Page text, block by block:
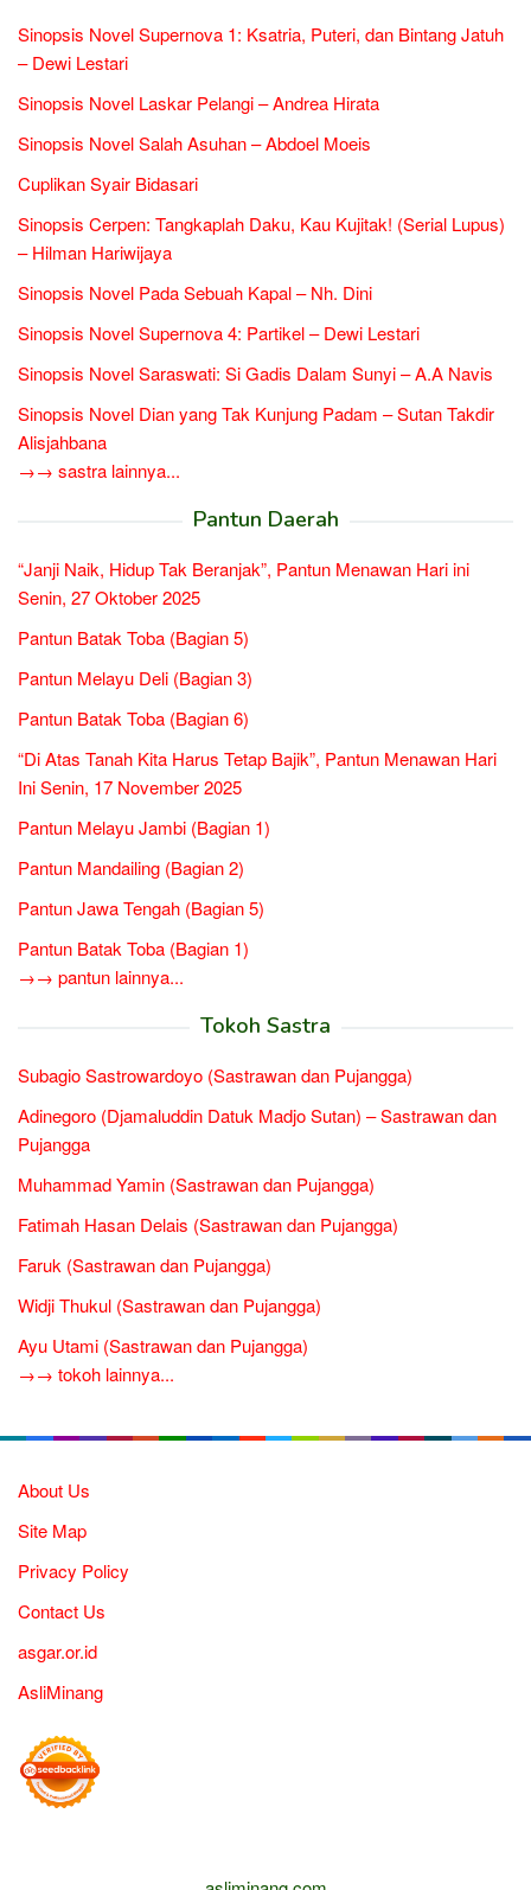
Sinopsis Novel Supernova 1: Ksatria, Puteri, dan Bintang Jatuh
– Dewi Lestari
Sinopsis Novel Laskar Pelangi – Andrea Hirata
Sinopsis Novel Salah Asuhan – Abdoel Moeis
Cuplikan Syair Bidasari
Sinopsis Cerpen: Tangkaplah Daku, Kau Kujitak! (Serial Lupus)
– Hilman Hariwijaya
Sinopsis Novel Pada Sebuah Kapal – Nh. Dini
Sinopsis Novel Supernova 4: Partikel – Dewi Lestari
Sinopsis Novel Saraswati: Si Gadis Dalam Sunyi – A.A Navis
Sinopsis Novel Dian yang Tak Kunjung Padam – Sutan Takdir
Alisjahbana
→→ sastra lainnya...
Pantun Daerah
“Janji Naik, Hidup Tak Beranjak”, Pantun Menawan Hari ini
Senin, 27 Oktober 2025
Pantun Batak Toba (Bagian 5)
Pantun Melayu Deli (Bagian 3)
Pantun Batak Toba (Bagian 6)
“Di Atas Tanah Kita Harus Tetap Bajik”, Pantun Menawan Hari
Ini Senin, 17 November 2025
Pantun Melayu Jambi (Bagian 1)
Pantun Mandailing (Bagian 2)
Pantun Jawa Tengah (Bagian 5)
Pantun Batak Toba (Bagian 1)
→→ pantun lainnya...
Tokoh Sastra
Subagio Sastrowardoyo (Sastrawan dan Pujangga)
Adinegoro (Djamaluddin Datuk Madjo Sutan) – Sastrawan dan
Pujangga
Muhammad Yamin (Sastrawan dan Pujangga)
Fatimah Hasan Delais (Sastrawan dan Pujangga)
Faruk (Sastrawan dan Pujangga)
Widji Thukul (Sastrawan dan Pujangga)
Ayu Utami (Sastrawan dan Pujangga)
→→ tokoh lainnya...
About Us
Site Map
Privacy Policy
Contact Us
asgar.or.id
AsliMinang